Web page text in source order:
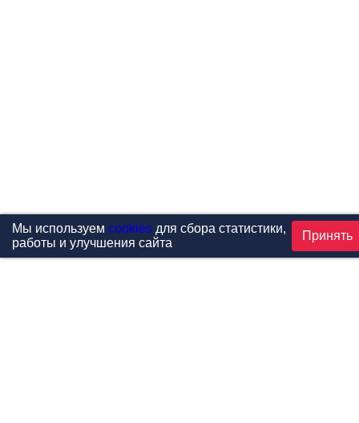
Мы используем cookiesдля сбора статистики,
работы и улучшения сайта
Принять